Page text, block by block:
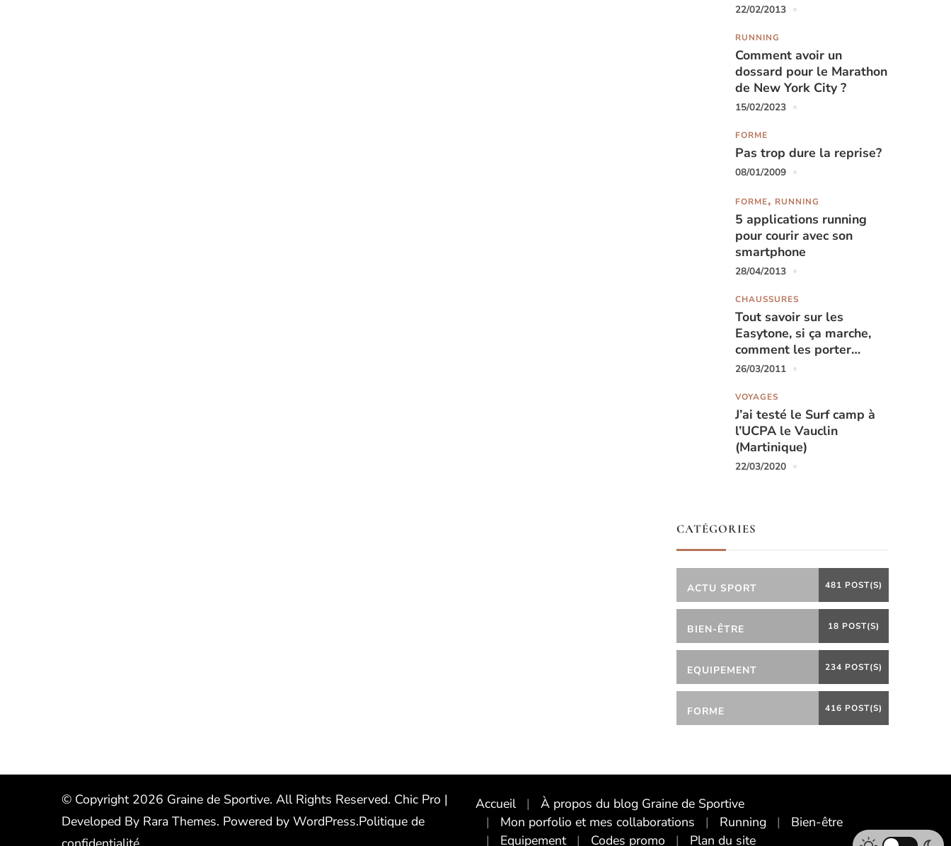
22/02/2013
RUNNING
Comment avoir un
dossard pour le Marathon
de New York City ?
15/02/2023
FORME
Pas trop dure la reprise?
08/01/2009
FORME RUNNING
5 applications running
pour courir avec son
smartphone
28/04/2013
CHAUSSURES
Tout savoir sur les
Easytone, si ça marche,
comment les porter…
26/03/2011
VOYAGES
J’ai testé le Surf camp à
l’UCPA le Vauclin
(Martinique)
22/03/2020
CATÉGORIES
ACTU SPORT 481 POST(S)
BIEN-ÊTRE 18 POST(S)
EQUIPEMENT 234 POST(S)
FORME 416 POST(S)
© Copyright 2026 Graine de Sportive. All Rights Reserved. Chic Pro |
Developed By Rara Themes. Powered by WordPress.Politique de
Accueil
À propos du blog Graine de Sportive
Mon porfolio et mes collaborations
Running
Bien-être
Equipement
Codes promo Plan du site